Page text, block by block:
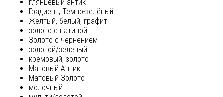
глянцевый антик
Градиент, Темно-зелёный
Желтый, белый, графит
золото с патиной
Золото с чернением
золотой/зеленый
кремовый, золото
Матовый Антик
Матовый Золото
молочный